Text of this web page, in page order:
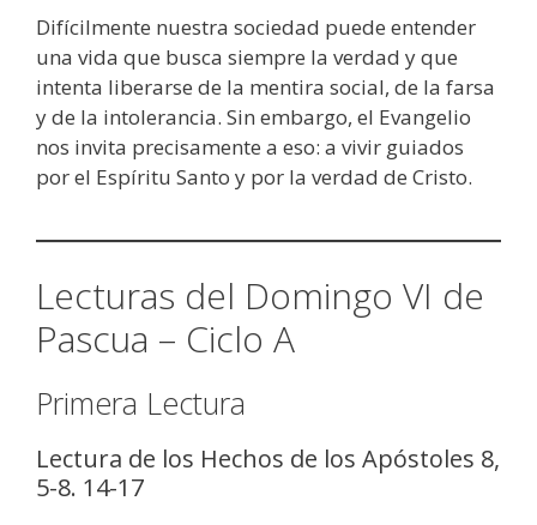
Difícilmente nuestra sociedad puede entender
una vida que busca siempre la verdad y que
intenta liberarse de la mentira social, de la farsa
y de la intolerancia. Sin embargo, el Evangelio
nos invita precisamente a eso: a vivir guiados
por el Espíritu Santo y por la verdad de Cristo.
Lecturas del Domingo VI de
Pascua – Ciclo A
Primera Lectura
Lectura de los Hechos de los Apóstoles 8,
5-8. 14-17